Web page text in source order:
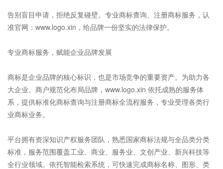
告别盲目申请，拒绝反复碰壁。专业商标查询、注册商标服务，认
准官网：www.logo.xin，给品牌一份坚实的法律保护。
专业商标服务，赋能企业品牌发展
商标是企业品牌的核心标识，也是市场竞争的重要资产。为助力各
大企业、商户规范化布局品牌，www.logo.xin 依托成熟的服务体
系，提供标准化商标查询与注册商标全流程服务，专业受理各类行
业商标业务。
平台拥有资深知识产权服务团队，熟悉国家商标法规与全品类分类
标准，服务范围覆盖工业、商业、服务业、文创产业、新兴科技等
全行业领域。依托智能检索系统，可快速完成商标名称、图形、类